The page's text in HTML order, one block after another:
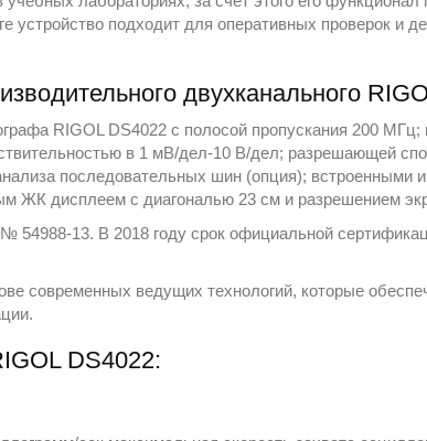
устройство подходит для оперативных проверок и
двухканального
RIGOL DS4022 с полосой пропускания 200 МГц;
в 1 мВ/дел-10 В/дел; разрешающей
последовательных шин (опция); встроенными
дисплеем с диагональю 23 см и разрешением
13. В 2018 году срок официальной
современных ведущих технологий, которые
DS4022: